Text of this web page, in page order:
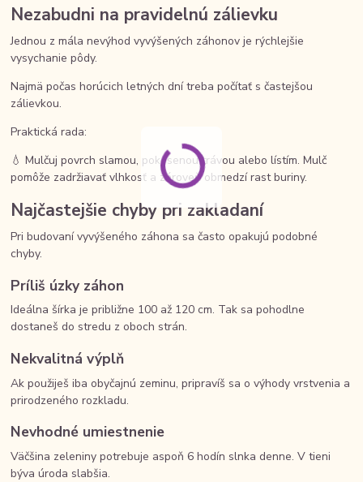
Nezabudni na pravidelnú zálievku
Jednou z mála nevýhod vyvýšených záhonov je rýchlejšie
vysychanie pôdy.
Najmä počas horúcich letných dní treba počítať s častejšou
zálievkou.
Praktická rada:
💧 Mulčuj povrch slamou, pokosenou trávou alebo lístím. Mulč
pomôže zadržiavať vlhkosť a zároveň obmedzí rast buriny.
Najčastejšie chyby pri zakladaní
Pri budovaní vyvýšeného záhona sa často opakujú podobné
chyby.
Príliš úzky záhon
Ideálna šírka je približne 100 až 120 cm. Tak sa pohodlne
dostaneš do stredu z oboch strán.
Nekvalitná výplň
Ak použiješ iba obyčajnú zeminu, pripravíš sa o výhody vrstvenia a
prirodzeného rozkladu.
Nevhodné umiestnenie
Väčšina zeleniny potrebuje aspoň 6 hodín slnka denne. V tieni
býva úroda slabšia.